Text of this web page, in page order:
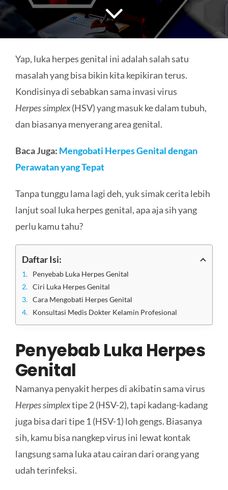
HUBUNGI KAMI
Search
Yap, luka herpes genital ini adalah salah satu
masalah yang bisa bikin kita kepikiran terus.
Kondisinya di sebabkan sama invasi virus
Herpessimplex(HSV) yang masuk ke dalam tubuh,
dan biasanya menyerang area genital.
Baca Juga: Mengobati Herpes Genital dengan
Perawatan yang Tepat
Tanpa tunggu lama lagi deh, yuk simak cerita lebih
lanjut soal luka herpes genital, apa aja sih yang
perlu kamu tahu?
Daftar Isi:
Penyebab Luka Herpes Genital
Ciri Luka Herpes Genital
Cara Mengobati Herpes Genital
Konsultasi Medis Dokter Kelamin Profesional
Penyebab Luka Herpes
Genital
Namanya penyakit herpes di akibatin sama virus
Herpes simplextipe 2 (HSV-2), tapi kadang-kadang
juga bisa dari tipe 1 (HSV-1) loh gengs. Biasanya
sih, kamu bisa nangkep virus ini lewat kontak
langsung sama luka atau cairan dari orang yang
udah terinfeksi.